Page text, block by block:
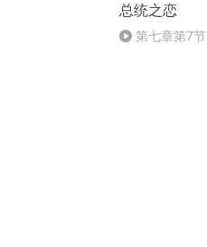
总统之恋
第七章第7节